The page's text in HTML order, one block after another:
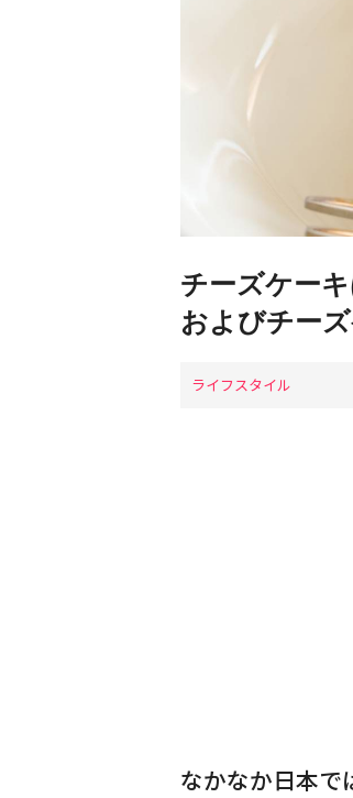
チーズケー
およびチー
ライフスタイル
なかなか日本で